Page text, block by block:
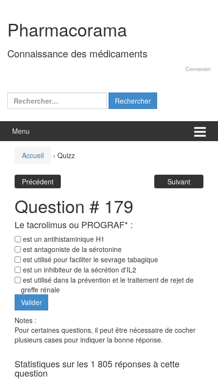
contenu
menu
principal
Pharmacorama
Connaissance des médicaments
Connexion
Rechercher :
Menu
Accueil › Quizz
Précédent Suivant
Question # 179
Le tacrolimus ou PROGRAF* :
est un antihistaminique H1
est antagoniste de la sérotonine
est utilisé pour faciliter le sevrage tabagique
est un inhibiteur de la sécrétion d'IL2
est utilisé dans la prévention et le traitement de rejet de
greffe rénale
Notes :
Pour certaines questions, il peut être nécessaire de cocher
plusieurs cases pour indiquer la bonne réponse.
Statistiques sur les 1 805 réponses à cette
question